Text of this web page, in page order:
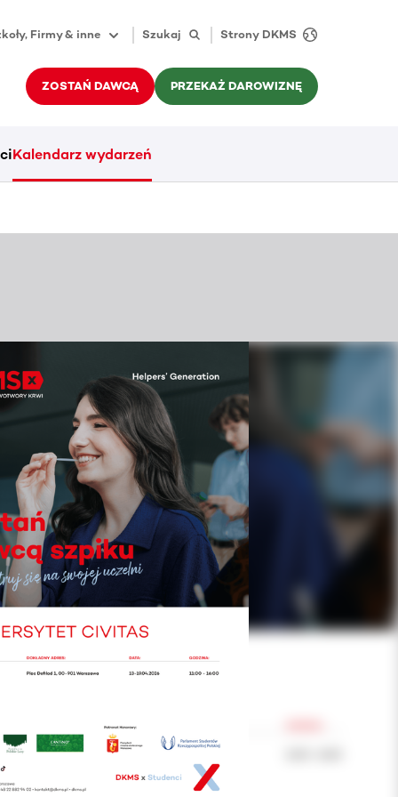
Firmy & inne Szukaj Strony DKMS
ZOSTAŃ DAWCĄ PRZEKAŻ DAROWIZNĘ
Kalendarz wydarzeń